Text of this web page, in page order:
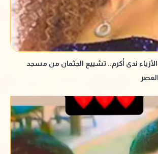
ندى أكرم.. تشييع الجثمان من مسجد